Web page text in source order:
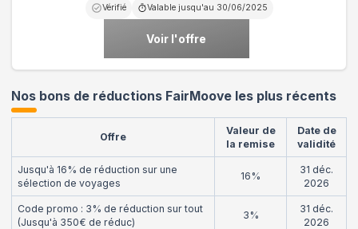
Vérifié Valable jusqu'au 30/06/2025
Voir l'offre
Nos bons de réductions FairMoove les plus récents
Offre
Valeur de
la remise
Date de
validité
Jusqu'à 16% de réduction sur une
sélection de voyages
16%
31 déc.
2026
Code promo : 3% de réduction sur tout
(Jusqu'à 350€ de réduc)
3%
31 déc.
2026